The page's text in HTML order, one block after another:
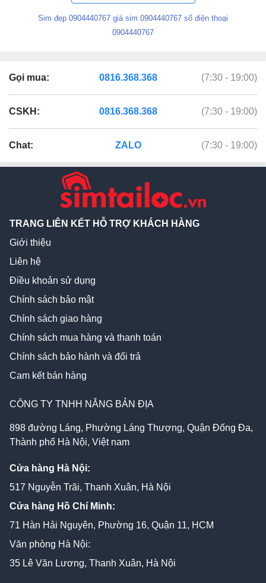
Sim đẹp 0904440767 giá sim 0904440767 số điện thoại
0904440767
Gọi mua: 0816.368.368 (7:30 - 19:00)
CSKH: 0816.368.368 (7:30 - 19:00)
Chat: ZALO (7:30 - 19:00)
CÔNG TY TNHH NẮNG BẢN ĐỊA
898 đường Láng, Phường Láng Thượng, Quận Đống Đa,
Thành phố Hà Nội, Việt nam
Cửa hàng Hà Nội:
517 Nguyễn Trãi, Thanh Xuân, Hà Nội
Cửa hàng Hồ Chí Minh:
71 Hàn Hải Nguyên, Phường 16, Quận 11, HCM
Văn phòng Hà Nội:
35 Lê Văn Lương, Thanh Xuân, Hà Nội
TRANG LIÊN KẾT HỖ TRỢ KHÁCH HÀNG
Giới thiệu
Liên hệ
Điều khoản sử dụng
Chính sách bảo mật
Chính sách giao hàng
Chính sách mua hàng và thanh toán
Chính sách bảo hành và đổi trả
Cam kết bán hàng